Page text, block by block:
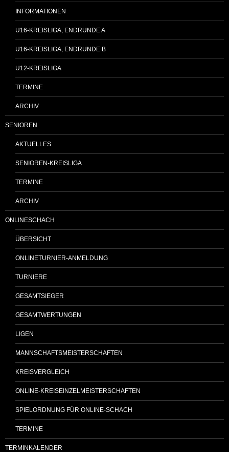
INFORMATIONEN
U16-KREISLIGA, ENDRUNDE A
U16-KREISLIGA, ENDRUNDE B
U12-KREISLIGA
TERMINE
ARCHIV
SENIOREN
AKTUELLES
SENIOREN-KREISLIGA
TERMINE
ARCHIV
ONLINESCHACH
ÜBERSICHT
ONLINETURNIER-ANMELDUNG
TURNIERE
GESAMTSIEGER
GESAMTWERTUNGEN
LIGEN
MANNSCHAFTSMEISTERSCHAFTEN
KREISVERGLEICH
ONLINE-KREISEINZELMEISTERSCHAFTEN
SPIELORDNUNG FÜR ONLINE-SCHACH
TERMINE
TERMINKALENDER